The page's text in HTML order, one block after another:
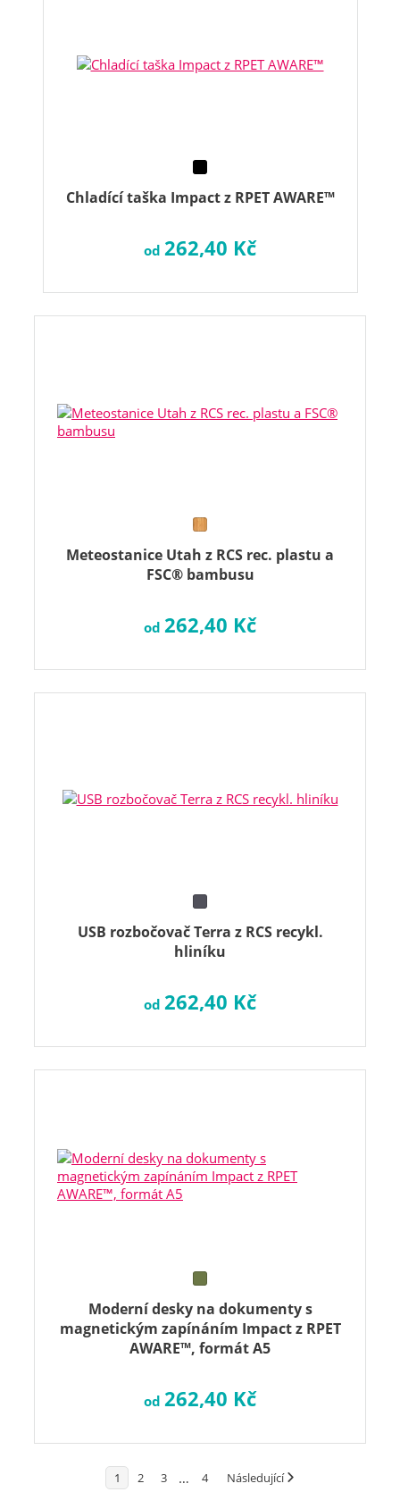
Chladící taška Impact z RPET AWARE™
od 262,40 Kč
Meteostanice Utah z RCS rec. plastu a
FSC® bambusu
od 262,40 Kč
USB rozbočovač Terra z RCS recykl.
hliníku
od 262,40 Kč
Moderní desky na dokumenty s
magnetickým zapínáním Impact z RPET
AWARE™, formát A5
od 262,40 Kč
1 2 3 … 4 Následující